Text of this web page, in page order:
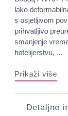
lako
s osjetljivom
prihvatljivo
smanjenje
hotelijerstvu, ...
Prikaži više
Detaljne